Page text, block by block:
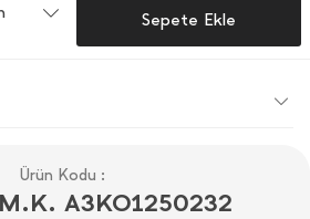
Sepete Ekle
Ürün Kodu :
A3KO1250232